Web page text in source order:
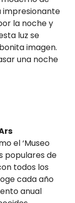
impresionante
la noche y
luz se
imagen.
una noche
el ‘Museo
populares de
todos los
cada año
anual